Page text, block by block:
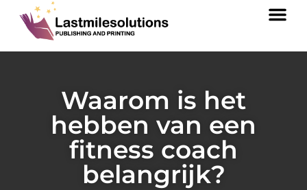
Waarom is het
hebben van een
fitness coach
belangrijk?